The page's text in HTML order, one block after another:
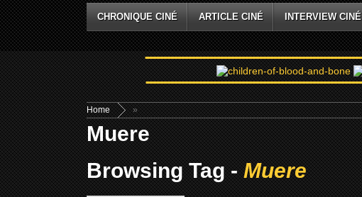
CHRONIQUE CINÉ ARTICLE CINÉ INTERVIEW CINÉ
Home »
Muere
Browsing Tag -Muere